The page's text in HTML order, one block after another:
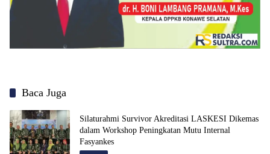
Baca Juga
Silaturahmi Survivor Akreditasi LASKESI Dikemas
dalam Workshop Peningkatan Mutu Internal
Fasyankes